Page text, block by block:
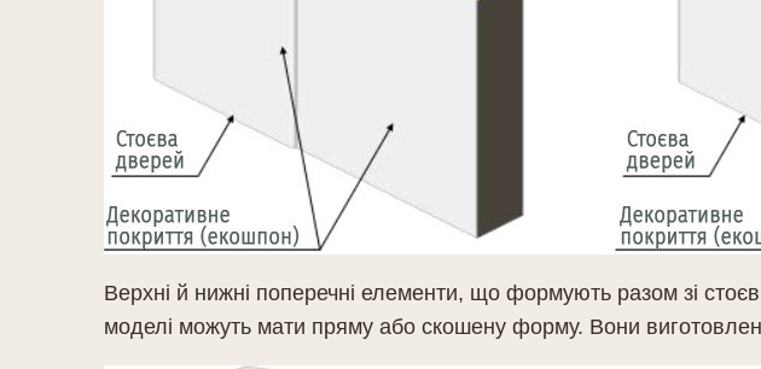
Верхні й нижні поперечні елементи, що формують разом зі
моделі можуть мати пряму або скошену форму. Вони